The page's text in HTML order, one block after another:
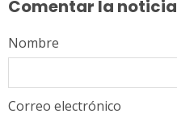
Comentar la noticia
Nombre
Correo electrónico